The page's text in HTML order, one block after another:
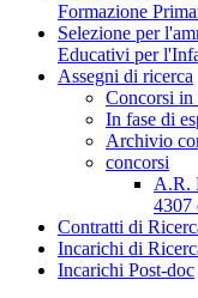
Formazione
Selezione per
Educativi per
Assegni di ricerca
Concorsi in
In fase di
Archivio
concorsi
A.R.
4307
Contratti di
Incarichi di
Incarichi Post-doc